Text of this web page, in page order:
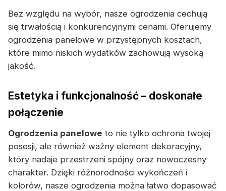
Bez względu na wybór, nasze ogrodzenia cechują
się trwałością i konkurencyjnymi cenami. Oferujemy
ogrodzenia panelowe w przystępnych kosztach,
które mimo niskich wydatków zachowują wysoką
jakość.
Estetyka i funkcjonalność – doskonałe
połączenie
Ogrodzenia panelowe to nie tylko ochrona twojej
posesji, ale również ważny element dekoracyjny,
który nadaje przestrzeni spójny oraz nowoczesny
charakter. Dzięki różnorodności wykończeń i
kolorów, nasze ogrodzenia można łatwo dopasować